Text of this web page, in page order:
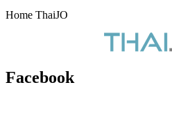
Home ThaiJO
Facebook